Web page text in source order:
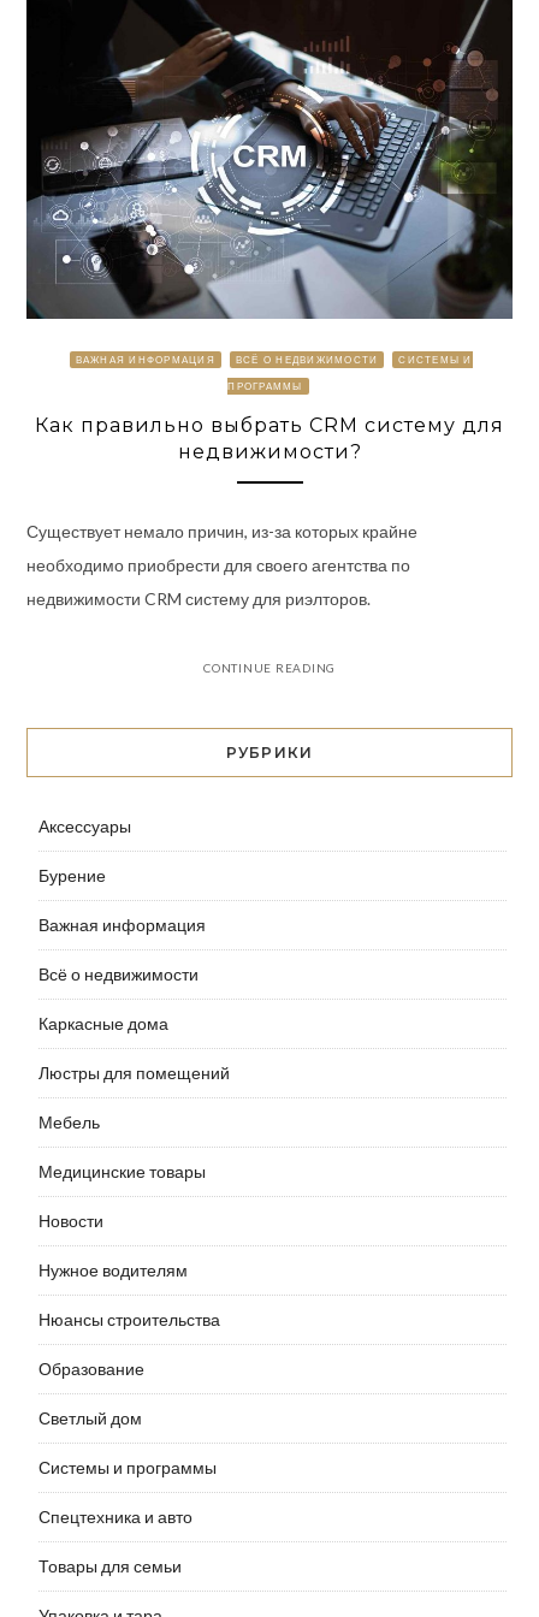
ВАЖНАЯ ИНФОРМАЦИЯ ВСЁ О НЕДВИЖИМОСТИ СИСТЕМЫ И
ПРОГРАММЫ
Как правильно выбрать CRM систему для
недвижимости?
Существует немало причин, из-за которых крайне
необходимо приобрести для своего агентства по
недвижимости CRM систему для риэлторов.
CONTINUE READING
РУБРИКИ
Аксессуары
Бурение
Важная информация
Всё о недвижимости
Каркасные дома
Люстры для помещений
Мебель
Медицинские товары
Новости
Нужное водителям
Нюансы строительства
Образование
Светлый дом
Системы и программы
Спецтехника и авто
Товары для семьи